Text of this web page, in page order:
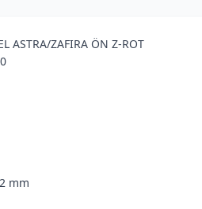
ASTRA/ZAFIRA ÖN Z-ROT
mm